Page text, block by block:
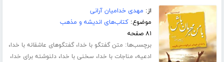
از: مهدی خدامیان آرانی
موضوع:کتاب‌های اندیشه و مذهب
۸۱ صفحه
برچسب‌ها: متن گفتگو با خدا،گفتگوهای عاشقانه با خدا،
ادعیه، مناجات با خدا، سخنی با خدا،دلنوشته برای خدا،